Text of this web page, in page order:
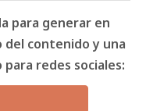
para generar en
del contenido y una
redes sociales: